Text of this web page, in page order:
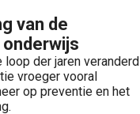
van de
der jaren veranderd
vroeger vooral
op preventie en het